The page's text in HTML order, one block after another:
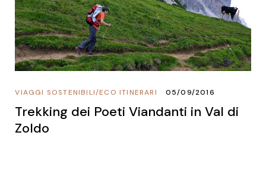
ECO ITINERARI
/
VIAGGI SOSTENIBILI 05/09/2016
Trekking dei Poeti Viandanti in Val di
Zoldo